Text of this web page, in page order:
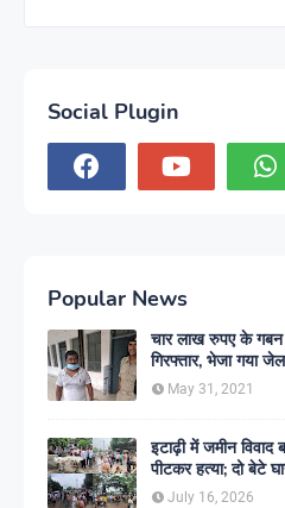
Social Plugin
Popular News
चार लाख रुपए के
गिरफ्तार, भेजा गया
May 31, 2021
इटाढ़ी में जमीन
पीटकर हत्या; दो बेटे
July 16, 2026